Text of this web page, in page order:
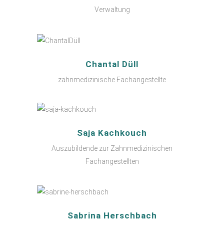
Verwaltung
Chantal Düll
zahnmedizinische Fachangestellte
Saja Kachkouch
Auszubildende zur Zahnmedizinischen
Fachangestellten
Sabrina Herschbach